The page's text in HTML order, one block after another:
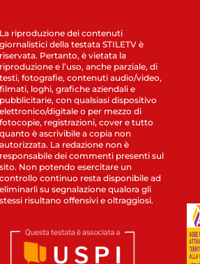
La riproduzione dei contenuti
giornalistici della testata STILETV è
riservata. Pertanto, è vietata la
riproduzione e l’uso, anche parziale, di
testi, fotografie, contenuti audio/video,
filmati, loghi, grafiche aziendali e
pubblicitarie, con qualsiasi dispositivo
elettronico/digitale o per mezzo di
fotocopie, registrazioni, cover e tutto
quanto è ascrivibile a copia non
autorizzata. La redazione non è
responsabile dei commenti presenti sul
sito. Non potendo esercitare un
controllo continuo resta disponibile ad
eliminarli su segnalazione qualora gli
stessi risultano offensivi e oltraggiosi.